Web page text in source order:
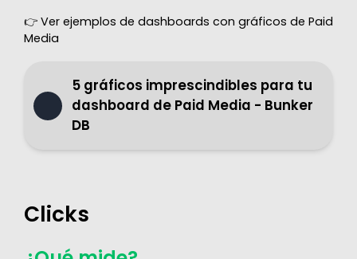
👉 Ver ejemplos de dashboards con gráficos de Paid
Media
5 gráficos imprescindibles para tu
dashboard de Paid Media - Bunker
DB
Clicks